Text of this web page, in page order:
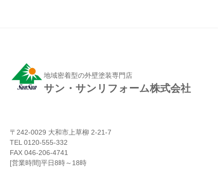
地域密着型の外壁塗装専門店
サン・サンリフォーム株式会社
〒242-0029 大和市上草柳 2-21-7
TEL 0120-555-332
FAX 046-206-4741
[営業時間]平日8時～18時